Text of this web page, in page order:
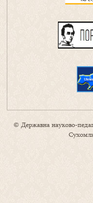
© Державна науково-